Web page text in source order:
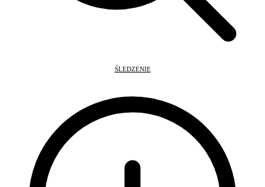
ŚLEDZENIE